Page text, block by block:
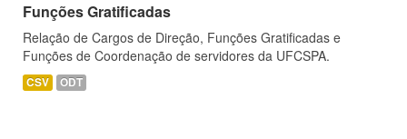
Funções Gratificadas
Relação de Cargos de Direção, Funções Gratificadas e
Funções de Coordenação de servidores da UFCSPA.
CSV ODT